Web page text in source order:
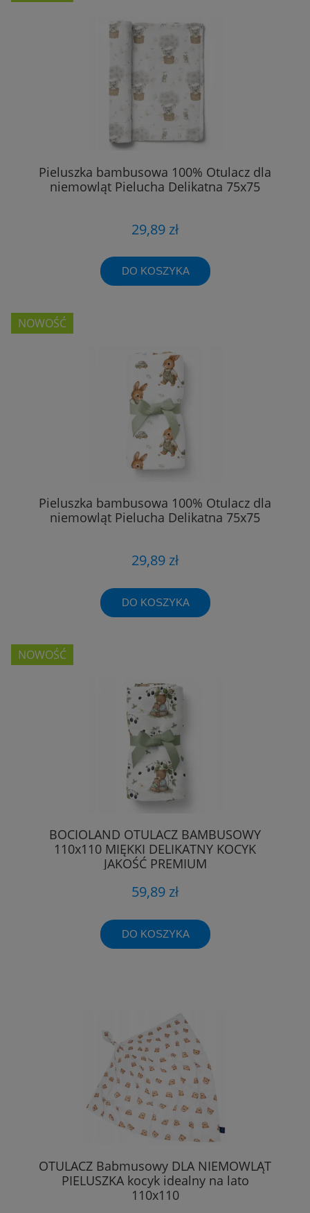
Pieluszka bambusowa 100% Otulacz dla
niemowląt Pielucha Delikatna 75x75
29,89 zł
DO KOSZYKA
Pieluszka bambusowa 100% Otulacz dla
niemowląt Pielucha Delikatna 75x75
29,89 zł
DO KOSZYKA
NOWOŚĆ
BOCIOLAND OTULACZ BAMBUSOWY
110x110 MIĘKKI DELIKATNY KOCYK
JAKOŚĆ PREMIUM
59,89 zł
DO KOSZYKA
NOWOŚĆ
OTULACZ Babmusowy DLA NIEMOWLĄT
PIELUSZKA kocyk idealny na lato
110x110